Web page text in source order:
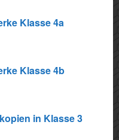
Klasse 4a
Klasse 4b
in Klasse 3